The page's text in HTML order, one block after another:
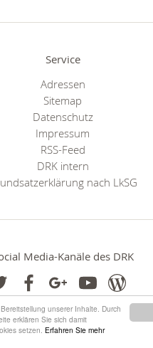
unserer Inhalte. Durch
erklären Sie sich damit
setzen. Erfahren Sie mehr
Service
Adressen
Sitemap
Datenschutz
Impressum
RSS-Feed
DRK intern
nach LkSG
Media-Kanäle des DRK